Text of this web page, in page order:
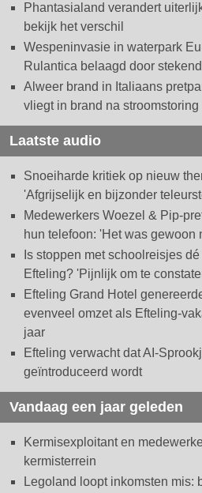
Phantasialand verandert
bekijk het verschil
Wespeninvasie in waterpark
Rulantica belaagd door
Alweer brand in Italiaans
vliegt in brand na stroomstoring
Laatste audio
Snoeiharde kritiek op nieuw
'Afgrijselijk en bijzonder
Medewerkers Woezel & Pip-
hun telefoon: 'Het was gewoon
Is stoppen met schoolreisjes
Efteling? 'Pijnlijk om te
Efteling Grand Hotel
evenveel omzet als Efteling-
jaar
Efteling verwacht dat AI-
geïntroduceerd wordt
Vandaag een jaar geleden
Kermisexploitant en
kermisterrein
Legoland loopt inkomsten mis: